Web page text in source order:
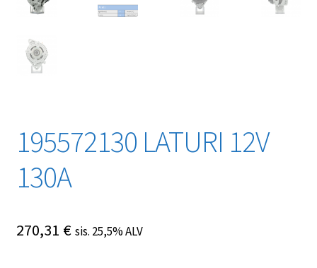
195572130 LATURI 12V
130A
270,31 € sis. 25,5% ALV